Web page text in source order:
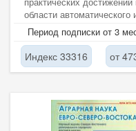
области автоматического
автоматизированного
на...
Период подписки от 3
Индекс 33316 от